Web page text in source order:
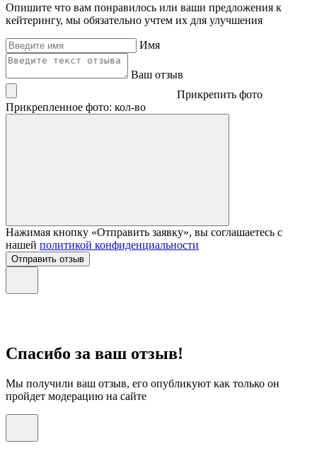
Опишите что вам понравилось или ваши предложения к
кейтерингу, мы обязательно учтем их для улучшения
Имя
Ваш отзыв
Прикрепить фото
Прикрепленное фото: кол-во
Нажимая кнопку «Отправить заявку», вы соглашаетесь с
нашей политикой конфиденциальности
Отправить отзыв
Спасибо за ваш отзыв!
Мы получили ваш отзыв, его опубликуют как только он
пройдет модерацию на сайте